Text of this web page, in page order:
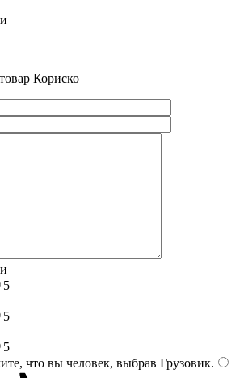
Кориско
5
5
5
что вы человек, выбрав Грузовик.